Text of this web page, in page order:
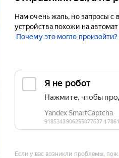
Нам очень жаль, но запросы с
устройства похожи на
Почему это могло произойти?
Если у вас возникли проблемы,